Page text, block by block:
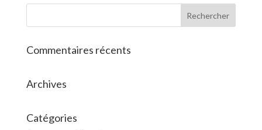
Commentaires récents
Archives
Catégories